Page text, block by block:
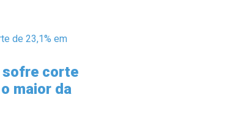
sofre corte
maior da